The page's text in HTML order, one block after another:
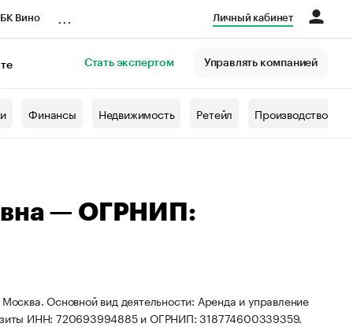
Вино Личный кабинет
Стать экспертом Управлять компанией
Финансы Недвижимость Ретейл Производство
— ОГРНИП:
Основной вид деятельности: Аренда и управление
ИНН: 720693994885 и ОГРНИП: 318774600339359.